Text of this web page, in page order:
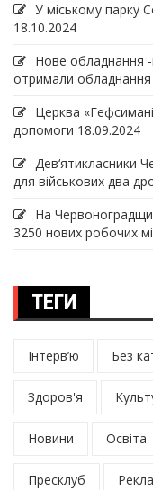
У міському парку
18.10.2024
Нове обладнання -
отримали обладнання
Церква
допомоги 18.09.2024
Дев‘ятикласники
для військових два
На
3250 нових робочих
ТЕГИ
Інтерв’ю Без
Здоров'я
Новини Освіта
Пресклуб